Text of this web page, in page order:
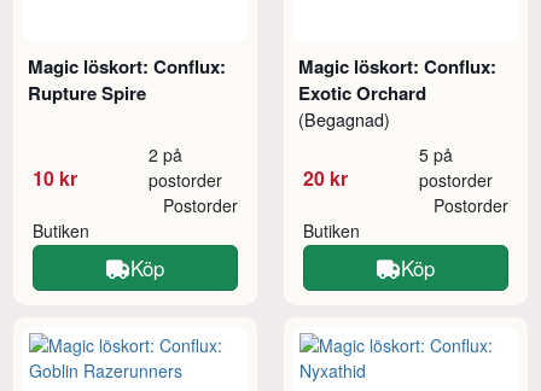
Magic löskort: Conflux:
Rupture Spire
10 kr
2 på
postorder
Butiken
Postorder
Köp
Magic löskort: Conflux:
Exotic Orchard
(Begagnad)
20 kr
5 på
postorder
Butiken
Postorder
Köp